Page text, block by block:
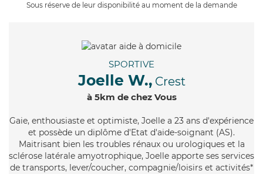
Sous réserve de leur disponibilité au moment de la demande
SPORTIVE
Joelle W., Crest
à 5km de chez Vous
Gaie, enthousiaste et optimiste, Joelle a 23 ans d'expérience
et possède un diplôme d'Etat d'aide-soignant (AS).
Maitrisant bien les troubles rénaux ou urologiques et la
sclérose latérale amyotrophique, Joelle apporte ses services
de transports, lever/coucher, compagnie/loisirs et activités*